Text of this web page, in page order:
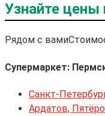
Узнайте
Рядом с вами
Супермаркет:
Санкт-
Ардатов,